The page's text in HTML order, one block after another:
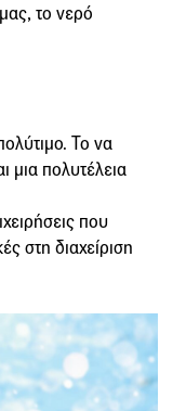
το νερό
Το να
μια πολυτέλεια
που
στη διαχείριση